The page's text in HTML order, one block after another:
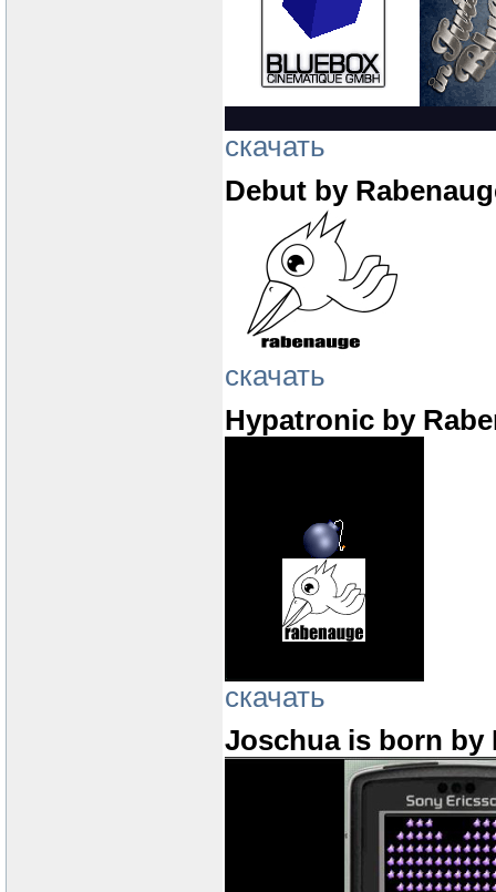
скачать
Debut by
скачать
Hypatronic by
скачать
Joschua is born by